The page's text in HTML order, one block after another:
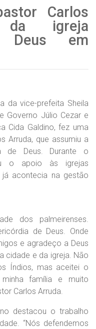
Carlos
igreja
Deus em
da vice-prefeita Sheila
Governo Júlio Cezar e
Cida Galdino, fez uma
Arruda, que assumiu a
de Deus. Durante o
o apoio às igrejas
acontecia na gestão
dos palmeirenses.
de Deus. Onde
e agradeço a Deus
cidade e da igreja. Não
Índios, mas aceitei o
família e muito
Carlos Arruda.
destacou o trabalho
“Nós defendemos